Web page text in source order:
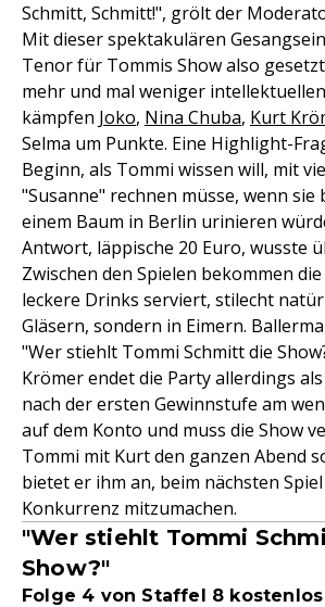
Schmitt, Schmitt!", grölt der
Mit dieser spektakulären
Tenor für Tommis Show also
mehr und mal weniger
kämpfen Joko, Nina Chuba, Kurt
Selma um Punkte. Eine Highlight-
Beginn, als Tommi wissen will, mit
"Susanne" rechnen müsse, wenn sie
einem Baum in Berlin urinieren
Antwort, läppische 20 Euro, wusste
Zwischen den Spielen bekommen
leckere Drinks serviert, stilecht
Gläsern, sondern in Eimern.
"Wer stiehlt Tommi Schmitt die
Krömer endet die Party allerdings
nach der ersten Gewinnstufe am
auf dem Konto und muss die Show
Tommi mit Kurt den ganzen Abend
bietet er ihm an, beim nächsten
Konkurrenz mitzumachen.
"Wer stiehlt Tommi
Show?"
Folge 4 von Staffel 8